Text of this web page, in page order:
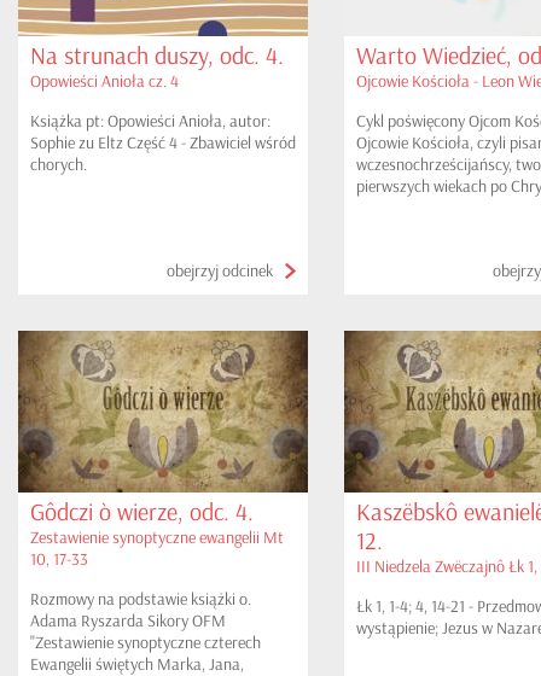
Na strunach duszy, odc. 4.
Opowieści Anioła cz. 4
Książka pt: Opowieści Anioła, autor:
Sophie zu Eltz Część 4 - Zbawiciel wśród
chorych.
obejrzyj odcinek
Warto Wiedzieć,
Ojcowie Kościoła - Leon
Cykl poświęcony Ojcom
Ojcowie Kościoła, czyli
wczesnochrześcijańscy,
pierwszych wiekach po
Piśmie Świętym, o nauce
Wielkiego.
Gôdczi ò wierze, odc. 4.
Zestawienie synoptyczne ewangelii Mt
10, 17-33
Rozmowy na podstawie książki o.
Adama Ryszarda Sikory OFM
"Zestawienie synoptyczne czterech
Ewangelii świętych Marka, Jana,
Kaszëbskô
12.
III Niedzela Zwëczajnô Łk 1,
Łk 1, 1-4; 4, 14-21 -
wystąpienie; Jezus w